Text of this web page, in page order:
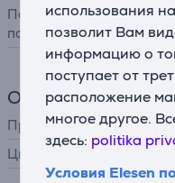
использования
позволит Вам
информацию о
поступает от
расположение
многое другое.
здесь: politika
Условия Elesen
Поддерживаемые карты
памяти
Общий параметр
Производитель
Цвет